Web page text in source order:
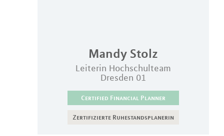
Mandy Stolz
Leiterin Hochschulteam
Dresden 01
Certified Financial Planner
Zertifizierte Ruhestandsplanerin